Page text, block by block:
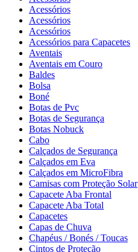
Acessórios
Acessórios
Acessórios
Acessórios para Capacetes
Aventais
Aventais em Couro
Baldes
Bolsa
Boné
Botas de Pvc
Botas de Segurança
Botas Nobuck
Cabo
Calçados de Segurança
Calçados em Eva
Calçados em MicroFibra
Camisas com Proteção Solar
Capacete Aba Frontal
Capacete Aba Total
Capacetes
Capas de Chuva
Chapéus / Bonés / Toucas
Cintos de Proteção